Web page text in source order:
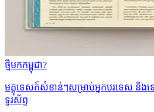
ថ្មីមកកម្ពុជា?
មគ្គុទេសក៍សំខាន់ៗសម្រាប់អ្នកបរទេស និងទ
ទូរស័ព្ទ